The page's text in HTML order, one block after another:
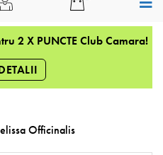
2 X PUNCTE Club Camara!
Officinalis